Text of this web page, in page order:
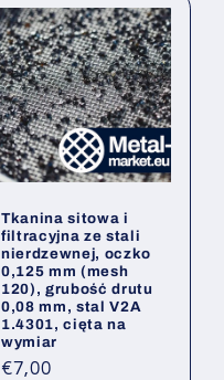
Tkanina sitowa i
filtracyjna ze stali
nierdzewnej, oczko
0,125 mm (mesh
120), grubość drutu
0,08 mm, stal V2A
1.4301, cięta na
wymiar
Cena
€7,00